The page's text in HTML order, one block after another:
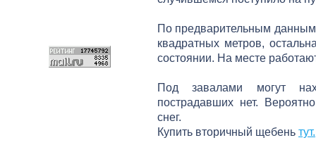
По предварительным
квадратных метров,
состоянии. На месте
Под завалами могут
пострадавших нет.
снег.
Купить вторичный щебень тут.